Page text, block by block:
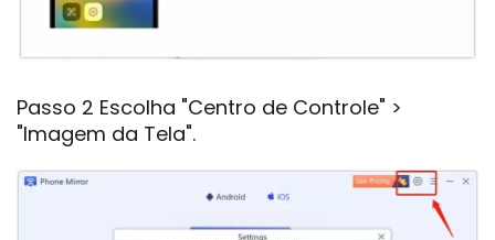
Passo 2 Escolha "Centro de Controle" >
"Imagem da Tela".